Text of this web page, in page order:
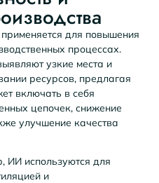
для повышения
процессах.
узкие места и
ресурсов, предлагая
включать в себя
цепочек, снижение
улучшение качества
ИИ используются для
и